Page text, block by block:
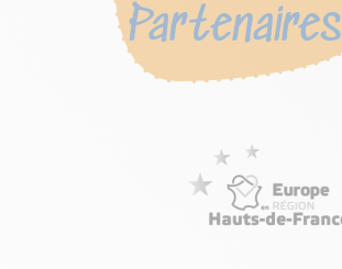
Partenaires